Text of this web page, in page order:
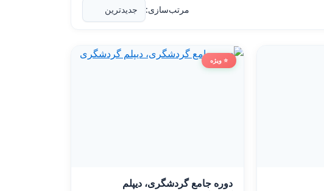
مرتب‌سازی:
⭐ ویژه
دوره جامع گردشگری، دیپلم